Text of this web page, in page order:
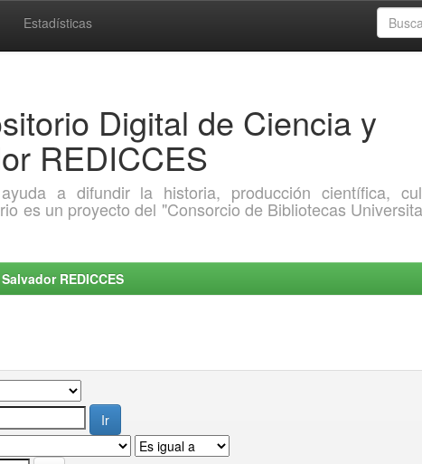
Estadísticas
Digital de Ciencia y
REDICCES
a difundir la historia, producción científica,
es un proyecto del "Consorcio de Bibliotecas
REDICCES